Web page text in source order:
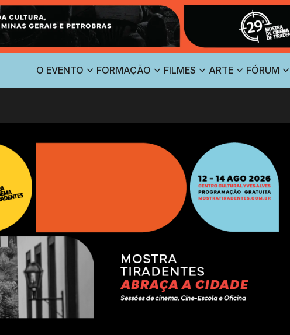
O EVENTO FORMAÇÃO FILMES ARTE FÓRUM